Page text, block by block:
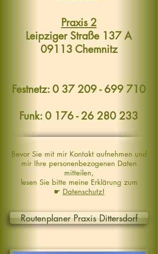
Praxis 2
Leipziger Straße 137 A
09113 Chemnitz
Festnetz: 0 37 209 - 699 710
Funk: 0 176 - 26 280 233
Bevor Sie mit mir Kontakt aufnehmen und
mir Ihre personenbezogenen Daten
mitteilen,
lesen Sie bitte meine Erklärung zum
☛ Datenschutz!
Routenplaner Praxis Dittersdorf